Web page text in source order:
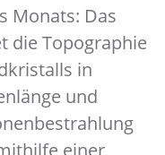
Monats: Das
die Topographie
in
und
einer